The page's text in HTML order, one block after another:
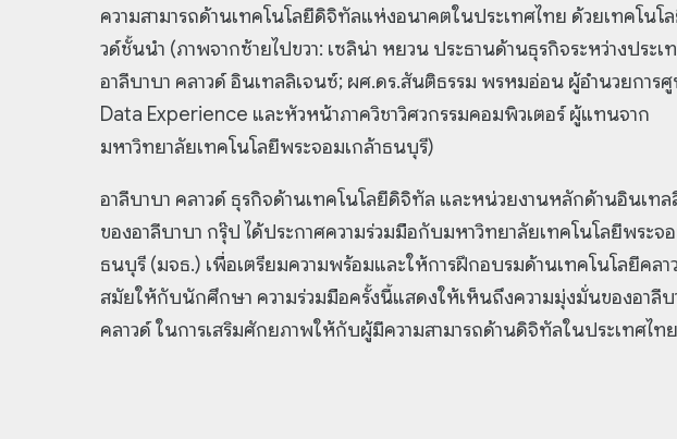
ความสามารถด้านเทคโนโลยีดิจิทัลแห่งอนาคตในประเทศไทย ด้วยเทคโนโ
วด์ชั้นนำ (ภาพจากซ้ายไปขวา: เซลิน่า หยวน ประธานด้านธุรกิจระหว่างประเ
อาลีบาบา คลาวด์ อินเทลลิเจนซ์; ผศ.ดร.สันติธรรม พรหมอ่อน ผู้อำนวยการ
Data Experience และหัวหน้าภาควิชาวิศวกรรมคอมพิวเตอร์ ผู้แทนจาก
มหาวิทยาลัยเทคโนโลยีพระจอมเกล้าธนบุรี)
อาลีบาบา คลาวด์ ธุรกิจด้านเทคโนโลยีดิจิทัล และหน่วยงานหลักด้านอินเทล
ของอาลีบาบา กรุ๊ป ได้ประกาศความร่วมมือกับมหาวิทยาลัยเทคโนโลยีพระจอ
ธนบุรี (มจธ.) เพื่อเตรียมความพร้อมและให้การฝึกอบรมด้านเทคโนโลยีคลา
สมัยให้กับนักศึกษา ความร่วมมือครั้งนี้แสดงให้เห็นถึงความมุ่งมั่นของอาลีบ
คลาวด์ ในการเสริมศักยภาพให้กับผู้มีความสามารถด้านดิจิทัลในประเทศไทย